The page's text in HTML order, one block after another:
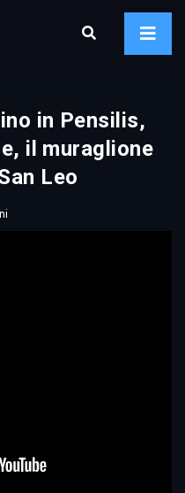
in Pensilis,
il muraglione
Leo